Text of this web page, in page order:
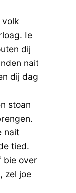
volk
Ie
dij
nait
dij dag
stoan
nait
tied.
bie over
zel joe